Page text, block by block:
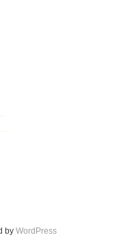
by WordPress